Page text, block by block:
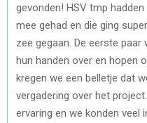
gevonden! HSV tmp
mee gehad en die ging
zee gegaan. De eerste
hun handen over en hopen
kregen we een belletje dat
vergadering over het
ervaring en we konden veel